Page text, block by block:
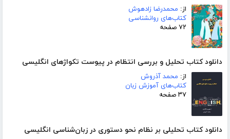
از: محمدرضا زادهوش
کتاب‌های روانشناسی
۷۲ صفحه
دانلود کتاب تحلیل و بررسی انتظام در پیوست تکواژهای انگلیسی
از: محمد آذروش
کتاب‌های آموزش زبان
۳۷ صفحه
دانلود کتاب تحلیلی بر نظام نحو دستوری در زبان‌شناسی انگلیسی